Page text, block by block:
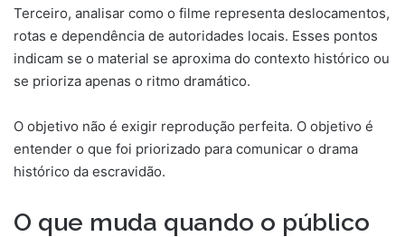
Terceiro, analisar como o filme representa deslocamentos,
rotas e dependência de autoridades locais. Esses pontos
indicam se o material se aproxima do contexto histórico ou
se prioriza apenas o ritmo dramático.
O objetivo não é exigir reprodução perfeita. O objetivo é
entender o que foi priorizado para comunicar o drama
histórico da escravidão.
O que muda quando o público